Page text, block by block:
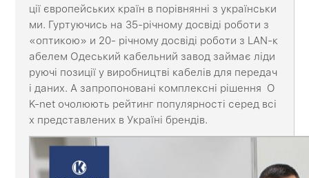
ції європейських країн в порівнянні з українськи
ми. Гуртуючись на 35-річному досвіді роботи з
«оптикою» и 20- річному досвіді роботи з LAN-к
абелем Одеський кабельний завод займає ліди
руючі позиції у виробництві кабелів для передач
і даних. А запропоновані комплексні рішення O
K-net очолюють рейтинг популярності серед всі
х представлених в Україні брендів.